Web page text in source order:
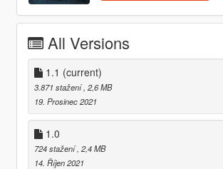
All Versions
1.1 (current)
3.871 stažení , 2,6 MB
19. Prosinec 2021
1.0
724 stažení , 2,4 MB
14. Říjen 2021